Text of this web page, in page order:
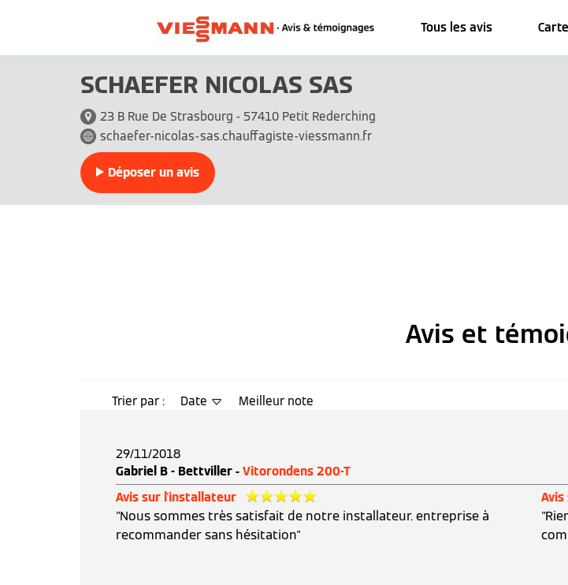
Tous les avis
SCHAEFER NICOLAS SAS
23 B Rue De Strasbourg - 57410 Petit Rederching
schaefer-nicolas-sas.chauffagiste-viessmann.fr
Déposer un avis
Avis et
Trier par : Date Meilleur note
29/11/2018
Gabriel B - Bettviller - Vitorondens 200-T
Avis sur l'installateur
"Nous sommes très satisfait de notre installateur. entreprise à
recommander sans hésitation"